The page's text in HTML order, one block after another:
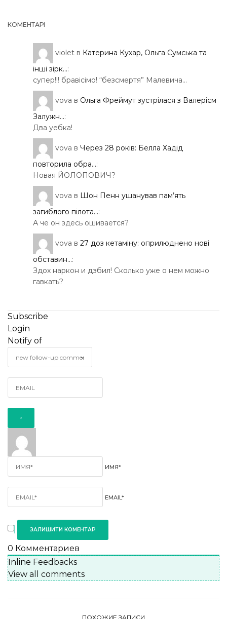
КОМЕНТАРІ
violet в Катерина Кухар, Ольга Сумська та
інші зірк...:
супер!!! бравісімо! “безсмертя” Малевича…
vova в Ольга Фреймут зустрілася з Валерієм
Залужн...:
Два уебка!
vova в Через 28 років: Белла Хадід
повторила обра...:
Новая ЙОЛОПОВИЧ?
vova в Шон Пенн ушанував пам’ять
загиблого пілота...:
А че он здесь ошивается?
vova в 27 доз кетаміну: оприлюднено нові
обставин...:
Здох наркон и дэбил! Сколько уже о нем можно
гавкать?
Subscribe
Login
Notify of
ИМЯ*
EMAIL*
0 Комментариев
Inline Feedbacks
View all comments
ПОХОЖИЕ ЗАПИСИ